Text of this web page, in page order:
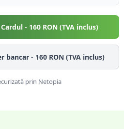
- 160RON (TVA inclus)
bancar - 160RON (TVA inclus)
prin Netopia